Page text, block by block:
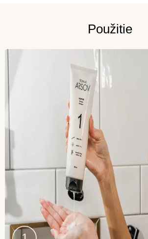
Použitie